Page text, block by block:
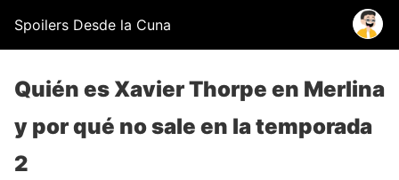
Spoilers Desde la Cuna
Quién es Xavier Thorpe en Merlina
y por qué no sale en la temporada
2